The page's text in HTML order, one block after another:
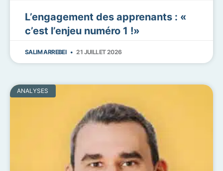
L’engagement des apprenants : «
c’est l’enjeu numéro 1 !»
SALIM ARREBEI 21 JUILLET 2026
ANALYSES